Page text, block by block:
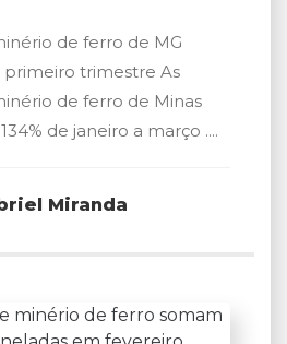
de ferro de MG
primeiro trimestre As
de ferro de Minas
de janeiro a março ....
Miranda